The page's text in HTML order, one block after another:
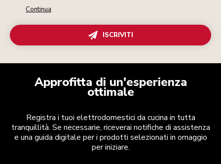
Continua
ISCRIVITI
Approfitta di un'esperienza
ottimale
Registra i tuoi elettrodomestici da cucina in tutta
tranquillità. Se necessarie, riceverai notifiche di assistenza
e una guida digitale per i prodotti selezionati in omaggio
per iniziare.